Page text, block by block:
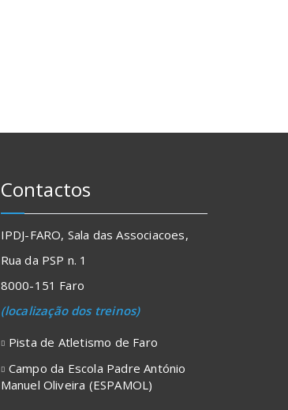
Contactos
IPDJ-FARO, Sala das Associacoes,
Rua da PSP n. 1
8000-151 Faro
(localização dos treinos)
Pista de Atletismo de Faro
Campo da Escola Padre António
Manuel Oliveira (ESPAMOL)